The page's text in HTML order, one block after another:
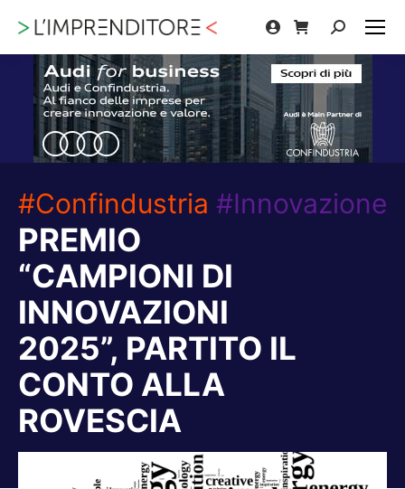
Cerca:
#Confindustria #Innovazione
PREMIO
“CAMPIONI DI
INNOVAZIONI
2025”, PARTITO IL
CONTO ALLA
ROVESCIA
Tu sei qui: